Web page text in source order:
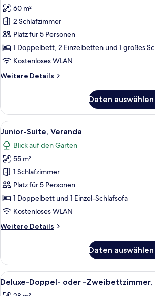
60 m²
2 Schlafzimmer
Platz für 5 Personen
1 Doppelbett, 2 Einzelbetten und 1 großes
Kostenloses WLAN
Weitere Details
Weitere
Suite,
Balkon
Daten
Alle
Fotos
für
Junior-
Suite,
Veranda
anzeigen
Ein
6
Junior-Suite, Veranda
Blick auf den Garten
55 m²
1 Schlafzimmer
Platz für 5 Personen
1 Doppelbett und 1 Einzel-Schlafsofa
Kostenloses WLAN
Weitere Details
Weitere
Suite,
Veranda
Daten
Alle
Fotos
Ein
7
Deluxe-Doppel- oder -Zweibettzimmer,